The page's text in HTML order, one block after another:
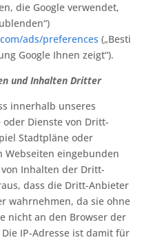
die Google verwendet,
ads/preferences („Besti
Google Ihnen zeigt“).
und Inhalten Dritter
innerhalb unseres
Dienste von Dritt-
Stadtpläne oder
eingebunden
Inhalten der Dritt-
dass die Dritt-Anbieter
wahrnehmen, da sie ohne
nicht an den Browser der
IP-Adresse ist damit für